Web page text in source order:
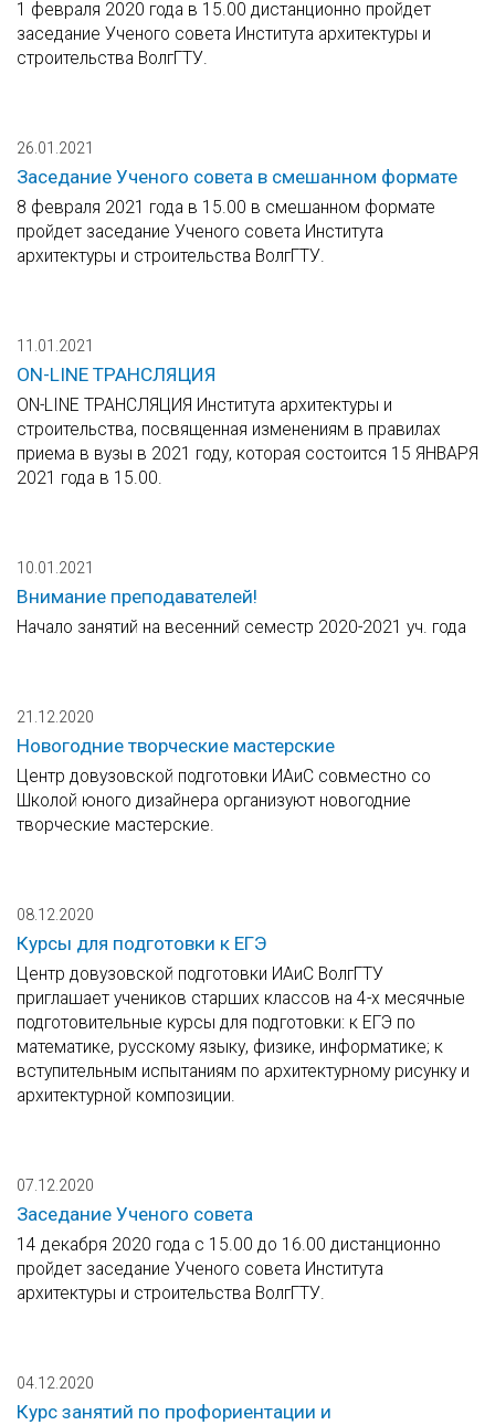
1 февраля 2020 года в 15.00 дистанционно пройдет
заседание Ученого совета Института архитектуры и
строительства ВолгГТУ.
26.01.2021
Заседание Ученого совета в смешанном формате
8 февраля 2021 года в 15.00 в смешанном формате
пройдет заседание Ученого совета Института
архитектуры и строительства ВолгГТУ.
11.01.2021
ON-LINE ТРАНСЛЯЦИЯ
ON-LINE ТРАНСЛЯЦИЯ Института архитектуры и
строительства, посвященная изменениям в правилах
приема в вузы в 2021 году, которая состоится 15 ЯНВАРЯ
2021 года в 15.00.
10.01.2021
Внимание преподавателей!
Начало занятий на весенний семестр 2020-2021 уч. года
21.12.2020
Новогодние творческие мастерские
Центр довузовской подготовки ИАиС совместно со
Школой юного дизайнера организуют новогодние
творческие мастерские.
08.12.2020
Курсы для подготовки к ЕГЭ
Центр довузовской подготовки ИАиС ВолгГТУ
приглашает учеников старших классов на 4-х месячные
подготовительные курсы для подготовки: к ЕГЭ по
математике, русскому языку, физике, информатике; к
вступительным испытаниям по архитектурному рисунку и
архитектурной композиции.
07.12.2020
Заседание Ученого совета
14 декабря 2020 года с 15.00 до 16.00 дистанционно
пройдет заседание Ученого совета Института
архитектуры и строительства ВолгГТУ.
04.12.2020
Курс занятий по профориентации и